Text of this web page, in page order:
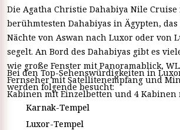
Die Agatha Christie Dahabiya Nile
berühmtesten Dahabiyas in Ägypten,
Nächte von Aswan nach Luxor oder von
segelt. An Bord des Dahabiyas gibt es
wie große Fenster mit Panoramablick,
Fernseher mit Satellitenempfang und
Kabinen mit Einzelbetten und 4 Kabinen
Bei den Top-Sehenswürdigkeiten in
werden folgende besucht:
Karnak-Tempel
Luxor-Tempel